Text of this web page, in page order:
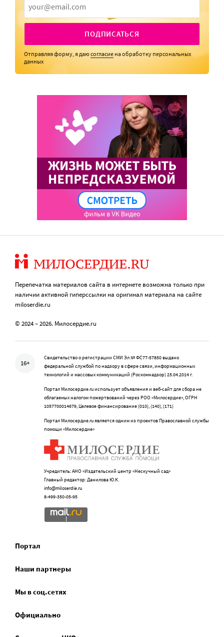
ПОДПИСАТЬСЯ
Отправляя форму, я даюсогласие на обработку персональных
данных
Перепечатка материалов сайта в интернете возможна только при
наличии активной гиперссылки на оригинал материала на сайте
miloserdie.ru
© 2024 – 2026. Милосердие.ru
16+
Свидетельство о регистрации СМИ Эл № ФС77-57850 выдано
федеральной службой по надзору в сфере связи, информационных
технологий и массовых коммуникаций (Роскомнадзор) 25.04.2014 г.
Портал Милосердие.ru использует объявления и веб-сайт для сбора не
облагаемых налогом пожертвований через РОО «Милосердие», ОГРН
1057700014679, Целевое финансирование (010), (140), (171)
Портал Милосердие.ru является одним из проектов Православной службы
помощи «Милосердие»
Учредитель: АНО «Издательский центр «Нескучный сад»
Главный редактор: Данилова Ю.К.
info@miloserdie.ru
8-499-350-05-95
Портал
Наши партнеры
Мы в соц.сетях
Официально